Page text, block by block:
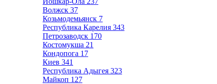
Волжск 37
Козьмодемьянск 7
Республика Карелия 343
Петрозаводск 170
Костомукша 21
Кондопога 17
Киев 341
Республика Адыгея 323
Майкоп 127